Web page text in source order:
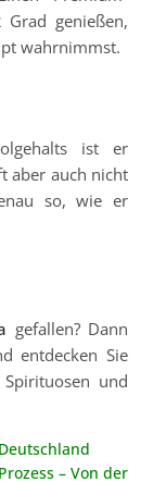
genießen,
wahrnimmst.
ist er
aber auch nicht
so, wie er
gefallen? Dann
entdecken Sie
und
– Von der